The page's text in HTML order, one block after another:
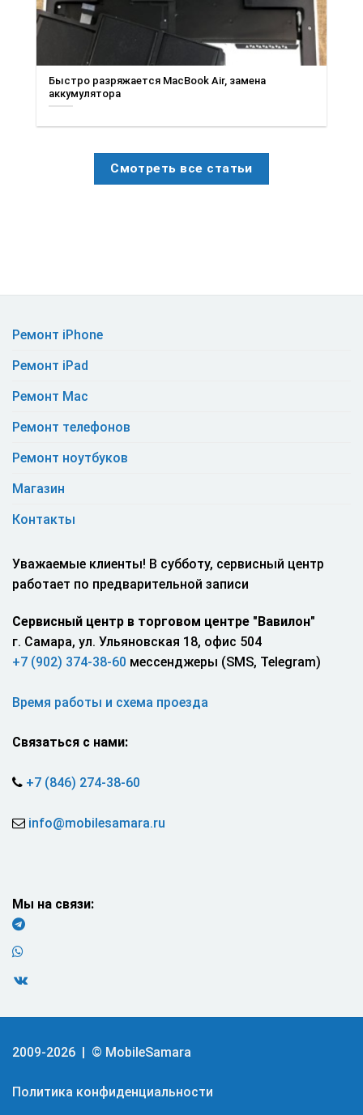
Быстро разряжается MacBook Air, замена
аккумулятора
Смотреть все статьи
Ремонт iPhone
Ремонт iPad
Ремонт Mac
Ремонт телефонов
Ремонт ноутбуков
Магазин
Контакты
Уважаемые клиенты! В субботу, сервисный центр
работает по предварительной записи
Сервисный центр в торговом центре "Вавилон"
г. Самара, ул. Ульяновская 18, офис 504
+7 (902) 374-38-60 мессенджеры (SMS, Telegram)
Время работы и схема проезда
Связаться с нами:
+7 (846) 274-38-60
info@mobilesamara.ru
Мы на связи:
2009-2026 | © MobileSamara
Политика конфиденциальности